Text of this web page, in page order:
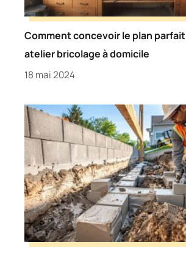
Comment concevoir le plan
atelier bricolage à domicile
18 mai 2024